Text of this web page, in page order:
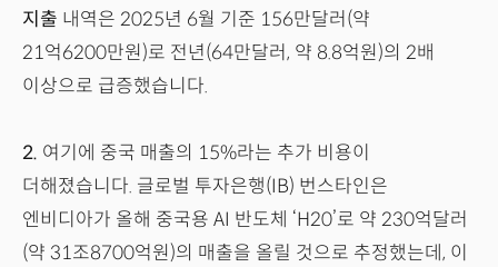
지출 내역은 2025년 6월 기준 156만달러(약
21억6200만원)로 전년(64만달러, 약 8.8억원)의 2배
이상으로 급증했습니다.
2. 여기에 중국 매출의 15%라는 추가 비용이
더해졌습니다. 글로벌 투자은행(IB) 번스타인은
엔비디아가 올해 중국용 AI 반도체 ‘H20’로 약 230억달러
(약 31조8700억원)의 매출을 올릴 것으로 추정했는데, 이